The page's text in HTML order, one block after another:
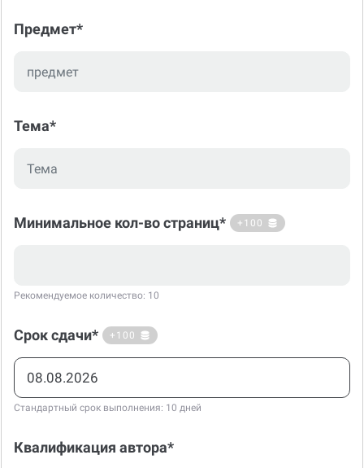
Предмет*
Тема*
Минимальное кол-во страниц* +100
Рекомендуемое количество: 10
Срок сдачи* +100
Стандартный срок выполнения: 10 дней
Квалификация автора*